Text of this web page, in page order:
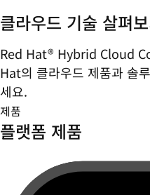
클라우드 기술 살펴
Red Hat® Hybrid Cloud
Hat의 클라우드 제품과 솔
세요.
제품
플랫폼 제품